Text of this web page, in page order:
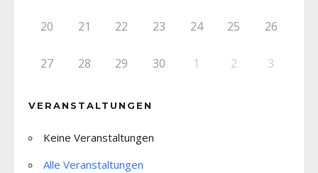
20 21 22 23 24 25 26
27 28 29 30 1 2 3
VERANSTALTUNGEN
Keine Veranstaltungen
Alle Veranstaltungen